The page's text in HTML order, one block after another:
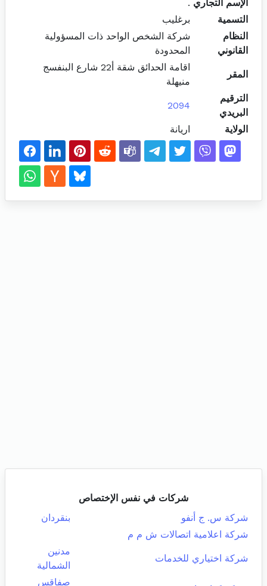
الإسم التجاري .
التسمية
برغليب
النظام
القانوني
شركة الشخص الواحد ذات المسؤولية
المحدودة
المقر
اقامة الحدائق شقة أ22 شارع البنفسج
منيهلة
الترقيم
البريدي
2094
الولاية اريانة
شركات في نفس الإختصاص
شركة س. ج أنفو
بنقردان
شركة اعلامية اتصالات ش م م
شركة اختياري للخدمات
مدنين
الشمالية
صفاقس